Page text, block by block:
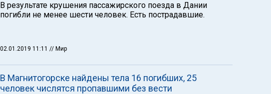
В результате крушения пассажирского поезда в Дании
погибли не менее шести человек. Есть пострадавшие.
02.01.2019 11:11 // Мир
В Магнитогорске найдены тела 16 погибших, 25
человек числятся пропавшими без вести